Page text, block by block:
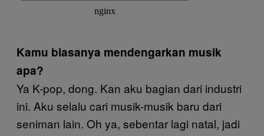
Kamu biasanya mendengarkan musik
apa?
Ya K-pop, dong. Kan aku bagian dari industri
ini. Aku selalu cari musik-musik baru dari
seniman lain. Oh ya, sebentar lagi natal, jadi